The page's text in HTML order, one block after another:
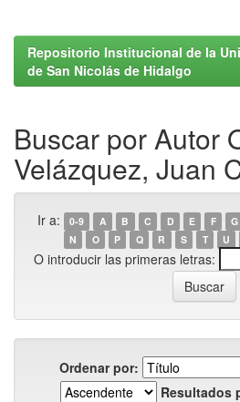
Repositorio Institucional de la
de San Nicolás de Hidalgo
Buscar por Autor
Velázquez, Juan
Ir a: 0-9 A B C D E F G
N
O P Q R S T U
O introducir las primeras letras:
Ordenar por:
Resultados